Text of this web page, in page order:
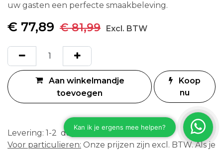
uw gasten een perfecte smaakbeleving.
€ 77,89 €81,99 Excl. BTW
Aan winkelmandje
toevoegen
Koop
nu
Levering: 1-2 dagen
Voor particulieren: Onze prijzen zijn excl. BTW. Als je